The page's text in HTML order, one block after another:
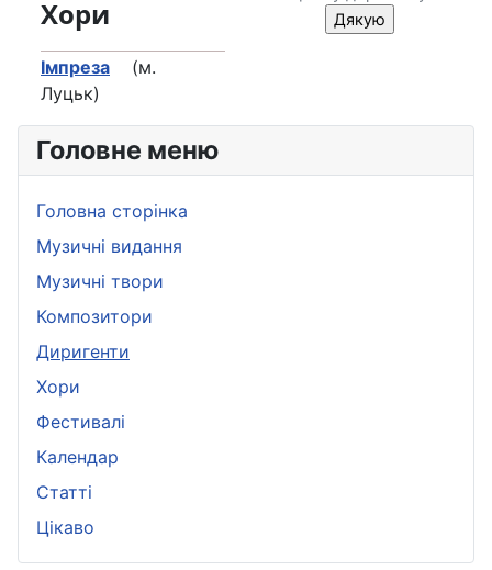
Головне меню
Головна сторінка
Музичні видання
Музичні твори
Композитори
Диригенти
Хори
Фестивалі
Календар
Статті
Цікаво
Хори
Імпреза (м.
Луцьк)